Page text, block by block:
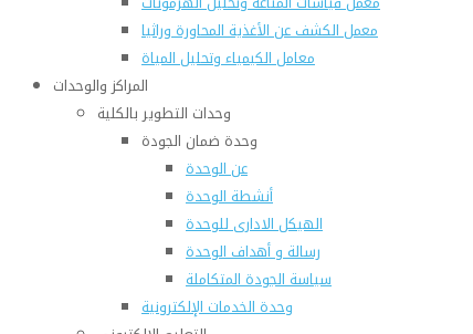
معمل الكشف عن الأغذية المحاورة وراثيا
معامل الكيمياء وتحليل المياة
المراكز والوحدات
وحدات التطوير بالكلية
وحدة ضمان الجودة
عن الوحدة
أنشطة الوحدة
الهيكل الادارى للوحدة
رسالة و أهداف الوحدة
سياسة الجودة المتكاملة
وحدة الخدمات الإلكترونية